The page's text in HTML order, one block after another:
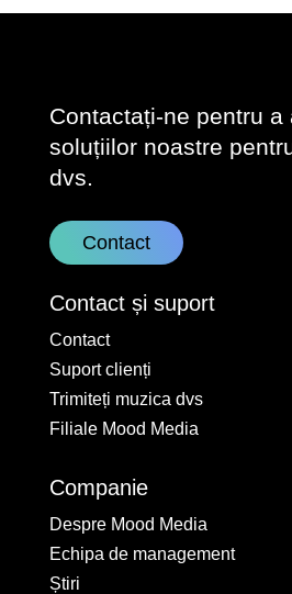
Contactați-ne pentru a
soluțiilor noastre
dvs.
Contact
Contact și suport
Contact
Suport clienți
Trimiteți muzica dvs
Filiale Mood Media
Companie
Despre Mood Media
Echipa de management
Știri